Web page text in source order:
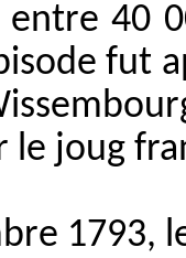
entre 40
fut
le joug
1793,